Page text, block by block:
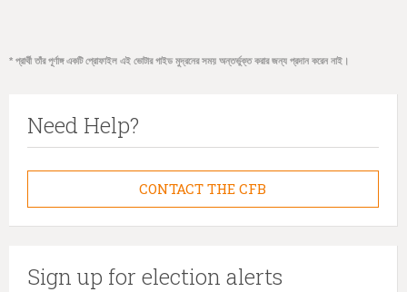
* প্রার্থী তাঁর পূর্ণাঙ্গ একটি প্রোফাইল এই ভোটার গাইড মুদ্রনের সময় অন্তর্ভুক্ত করার জন্য প্রদান করেন নাই।
Need Help?
CONTACT THE CFB
Sign up for election alerts